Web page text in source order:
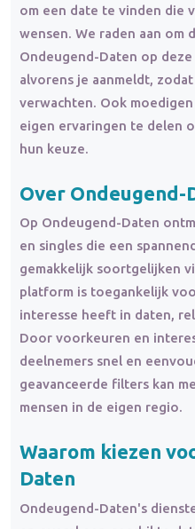
om een date te vinden die
wensen. We raden aan om
Ondeugend-Daten op
alvorens je aanmeldt,
verwachten. Ook
eigen ervaringen te delen
hun keuze.
Over Ondeugend-
Op Ondeugend-Daten
en singles die een
gemakkelijk soortgelijken
platform is toegankelijk
interesse heeft in daten,
Door voorkeuren en
deelnemers snel en
geavanceerde filters kan
mensen in de eigen regio.
Waarom kiezen
Daten
Ondeugend-Daten's